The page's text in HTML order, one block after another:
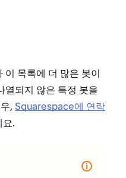
이 목록에 더 많은 봇이
열되지 않은 특정 봇을
, Squarespace에 연락
요.